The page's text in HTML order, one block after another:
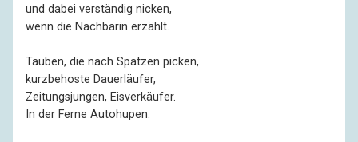
und dabei verständig nicken,
wenn die Nachbarin erzählt.
Tauben, die nach Spatzen picken,
kurzbehoste Dauerläufer,
Zeitungsjungen, Eisverkäufer.
In der Ferne Autohupen.